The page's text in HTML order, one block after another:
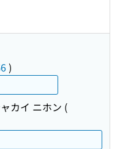
)
カイ ニホン (